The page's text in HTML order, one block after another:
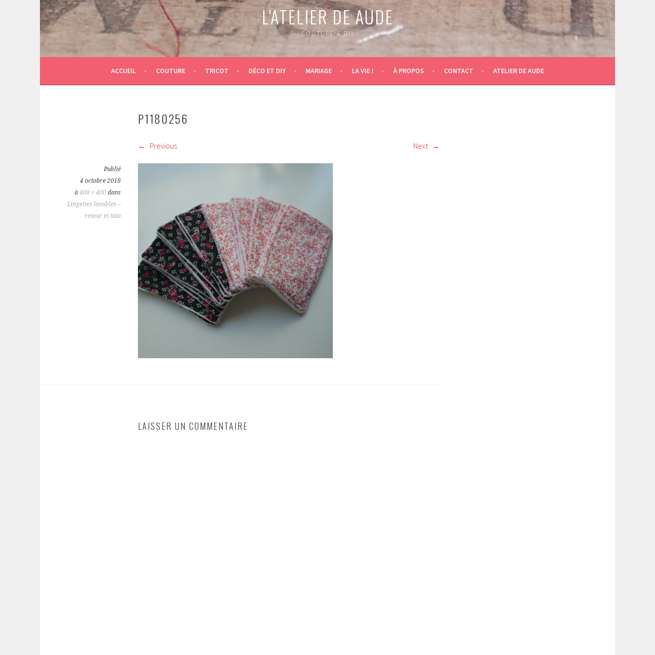
L'ATELIER DE AUDE
COUTURE & DIY
ACCUEIL COUTURE TRICOT DÉCO ET DIY MARIAGE LA VIE ! À PROPOS CONTACT ATELIER DE AUDE
P1180256
Previous Next
Publié
4 octobre 2018
à 400 × 400 dans
Lingettes lavables –
retour et tuto
LAISSER UN COMMENTAIRE